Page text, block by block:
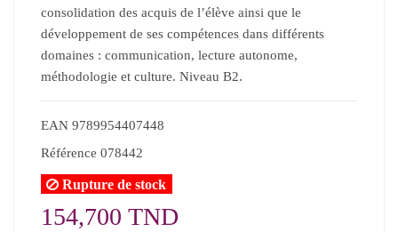
consolidation des acquis de l’élève ainsi que le
développement de ses compétences dans différents
domaines : communication, lecture autonome,
méthodologie et culture. Niveau B2.
EAN 9789954407448
Référence 078442
Rupture de stock
154,700 TND